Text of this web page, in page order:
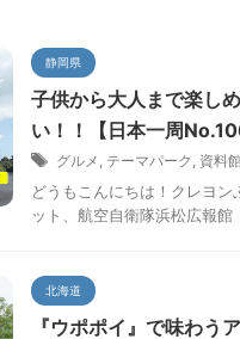
静岡県
子供から大人まで楽し
い！！【日本一周
グルメ , テーマパーク , 資料
どうもこんにちは！クレヨン
ット、航空自衛隊浜松広報
北海道
『ウポポイ』で味わう